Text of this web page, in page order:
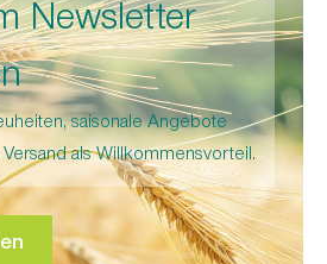
Newsletter
saisonale Angebote
als Willkommensvorteil.